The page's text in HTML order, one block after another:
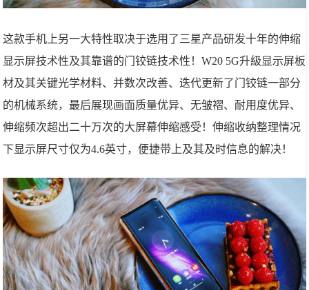
这款手机上另一大特性取决于选用了三星产品研发十年的伸缩
显示屏技术性及其靠谱的门铰链技术性！W20 5G升級显示屏板
材及其关键光学材料、并数次改善、迭代更新了门铰链一部分
的机械系统，最后展现画面质量优异、无皱褶、耐用度优异、
伸缩频次超出二十万次的大屏幕伸缩感受！伸缩收纳整理情况
下显示屏尺寸仅为4.6英寸，便捷带上及其及时信息的解决！